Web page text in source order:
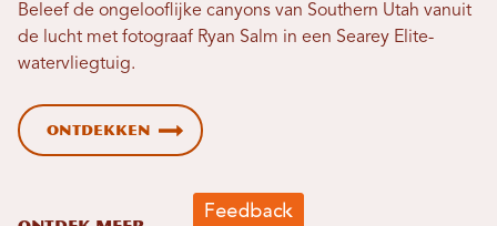
Beleef de ongelooflijke canyons van Southern Utah vanuit
de lucht met fotograaf Ryan Salm in een Searey Elite-
watervliegtuig.
Ontdekken